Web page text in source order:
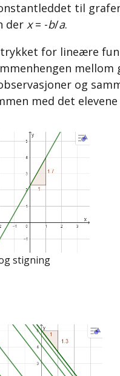
til
der x= -b/a.
for lineære
og
med det
stigning